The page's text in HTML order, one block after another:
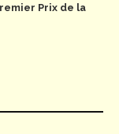
Prix de la